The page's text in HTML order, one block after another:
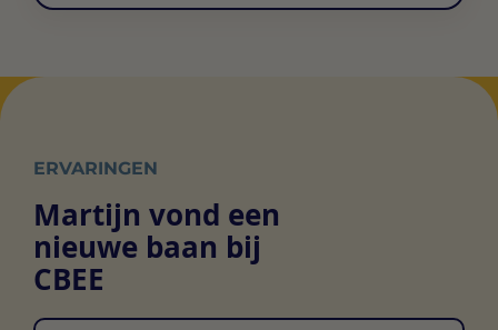
ERVARINGEN
Martijn vond een
nieuwe baan bij
CBEE